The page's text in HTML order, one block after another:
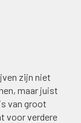
zijn niet
maar juist
van groot
voor verdere